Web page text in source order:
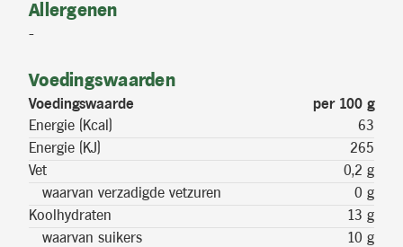
Allergenen
-
Voedingswaarden
Voedingswaarde
per 100 g
Energie (Kcal)
63
Energie (KJ)
265
Vet
0,2 g
waarvan verzadigde vetzuren
0 g
Koolhydraten
13 g
waarvan suikers
10 g